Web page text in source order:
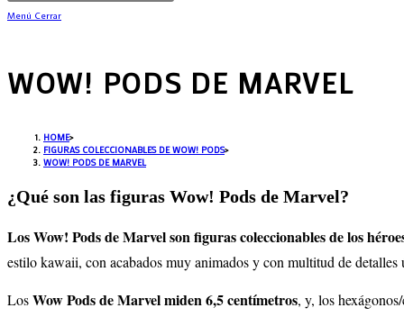
Menú Cerrar
WOW! PODS DE MARVEL
HOME>
FIGURAS COLECCIONABLES DE WOW! PODS>
WOW! PODS DE MARVEL
¿Qué son las figuras Wow! Pods de Marvel?
Los Wow! Pods de Marvel son figuras coleccionables de los
estilo kawaii, con acabados muy animados y con multitud de detalles
LosWow Pods de Marvel miden 6,5 centímetros, y, los